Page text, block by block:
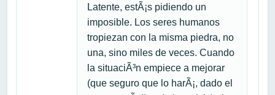
Latente, estÃ¡s pidiendo un
imposible. Los seres humanos
tropiezan con la misma piedra, no
una, sino miles de veces. Cuando
la situaciÃ³n empiece a mejorar
(que seguro que lo harÃ¡, dado el